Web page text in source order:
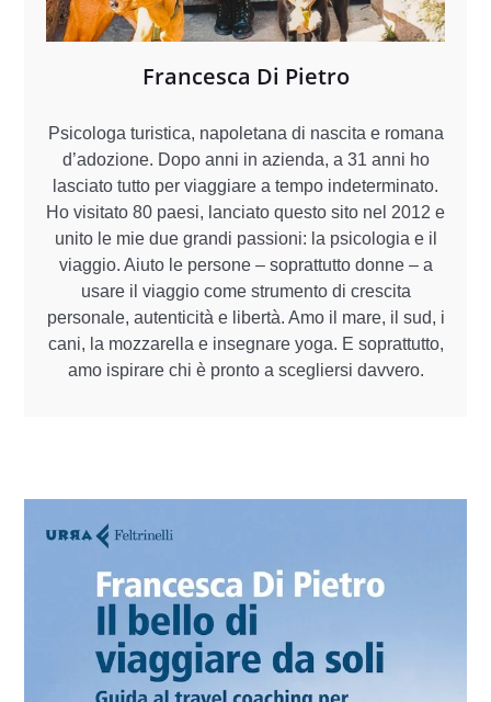
Francesca Di Pietro
Psicologa turistica, napoletana di nascita e romana
d’adozione. Dopo anni in azienda, a 31 anni ho
lasciato tutto per viaggiare a tempo indeterminato.
Ho visitato 80 paesi, lanciato questo sito nel 2012 e
unito le mie due grandi passioni: la psicologia e il
viaggio. Aiuto le persone – soprattutto donne – a
usare il viaggio come strumento di crescita
personale, autenticità e libertà. Amo il mare, il sud, i
cani, la mozzarella e insegnare yoga. E soprattutto,
amo ispirare chi è pronto a scegliersi davvero.